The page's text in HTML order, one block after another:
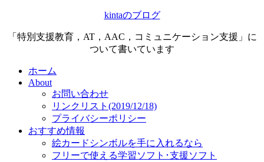
kintaのブログ
「特別支援教育，AT，AAC，コミュニケーション支援」に
ついて書いています
ホーム
About
お問い合わせ
リンクリスト(2019/12/18)
プライバシーポリシー
おすすめ情報
絵カードシンボルを手に入れるなら
フリーで使える学習ソフト･支援ソフト